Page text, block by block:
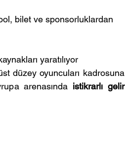
bilet ve sponsorluklardan
yaratılıyor
düzey oyuncuları kadrosuna
arenasında istikrarlı gelir